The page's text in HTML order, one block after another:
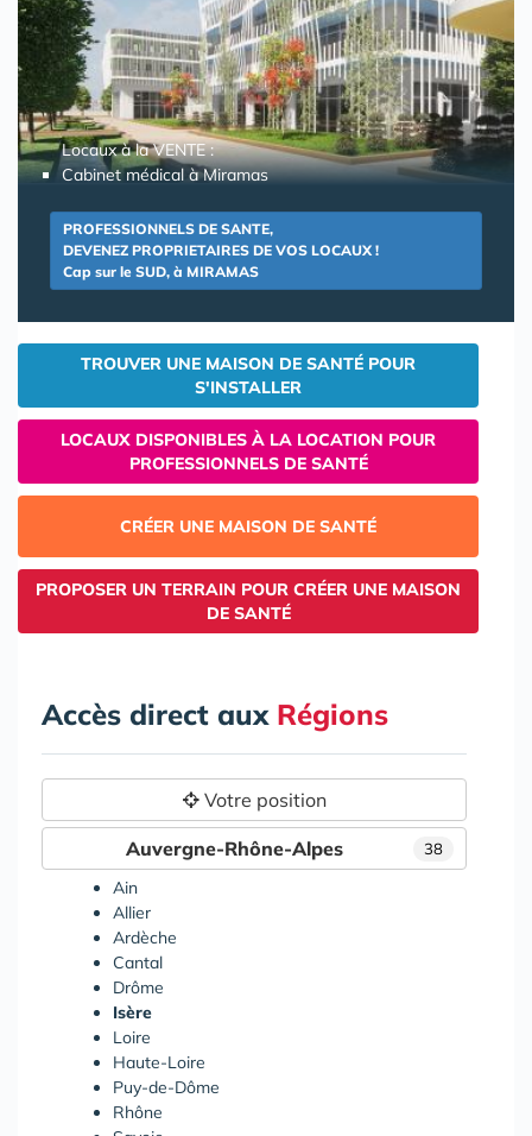
Locaux à la VENTE :
Cabinet médical à Miramas
PROFESSIONNELS DE SANTE,
DEVENEZ PROPRIETAIRES DE VOS LOCAUX !
Cap sur le SUD, à MIRAMAS
TROUVER UNE MAISON DE SANTÉ POUR
S'INSTALLER
LOCAUX DISPONIBLES À LA LOCATION POUR
PROFESSIONNELS DE SANTÉ
CRÉER UNE MAISON DE SANTÉ
PROPOSER UN TERRAIN POUR CRÉER UNE MAISON
DE SANTÉ
Accès direct aux Régions
Votre position
38
Auvergne-Rhône-Alpes
Ain
Allier
Ardèche
Cantal
Drôme
Isère
Loire
Haute-Loire
Puy-de-Dôme
Rhône